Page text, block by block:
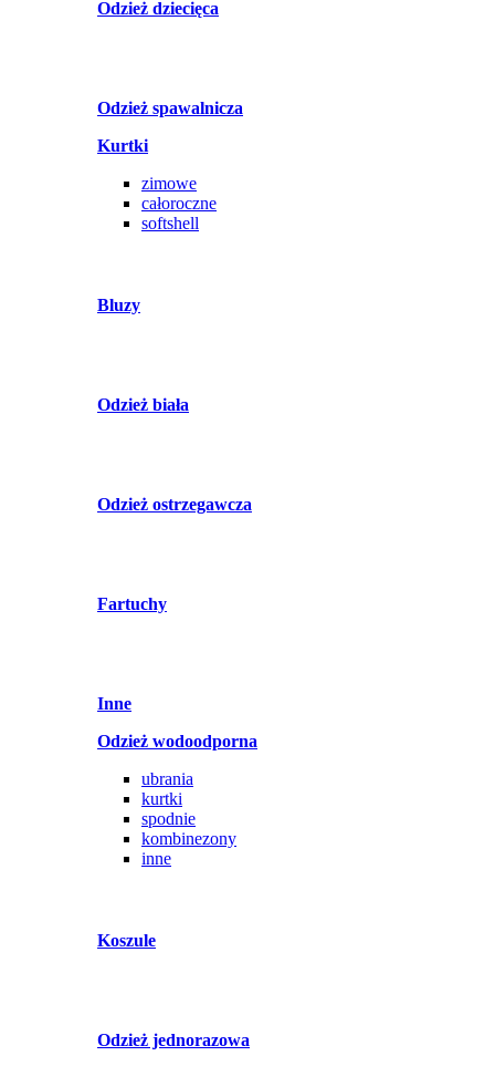
Odzież dziecięca
Odzież spawalnicza
Kurtki
zimowe
całoroczne
softshell
Bluzy
Odzież biała
Odzież ostrzegawcza
Fartuchy
Inne
Odzież wodoodporna
ubrania
kurtki
spodnie
kombinezony
inne
Koszule
Odzież jednorazowa